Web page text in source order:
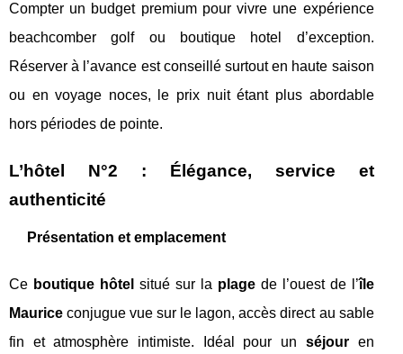
Compter un budget premium pour vivre une expérience
beachcomber golf ou boutique hotel d’exception.
Réserver à l’avance est conseillé surtout en haute saison
ou en voyage noces, le prix nuit étant plus abordable
hors périodes de pointe.
L’hôtel N°2 : Élégance, service et
authenticité
Présentation et emplacement
Ce boutique hôtel situé sur la plagede l’ouest de l’île
Maurice conjugue vue sur le lagon, accès direct au sable
fin et atmosphère intimiste. Idéal pour un séjouren